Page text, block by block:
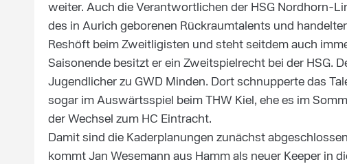
weiter. Auch die Verantwortlichen der HSG Nordhorn-
des in Aurich geborenen Rückraumtalents und
Reshöft beim Zweitligisten und steht seitdem auch
Saisonende besitzt er ein Zweitspielrecht bei der HSG.
Jugendlicher zu GWD Minden. Dort schnupperte das
sogar im Auswärtsspiel beim THW Kiel, ehe es im
der Wechsel zum HC Eintracht.
Damit sind die Kaderplanungen zunächst
kommt Jan Wesemann aus Hamm als neuer Keeper in